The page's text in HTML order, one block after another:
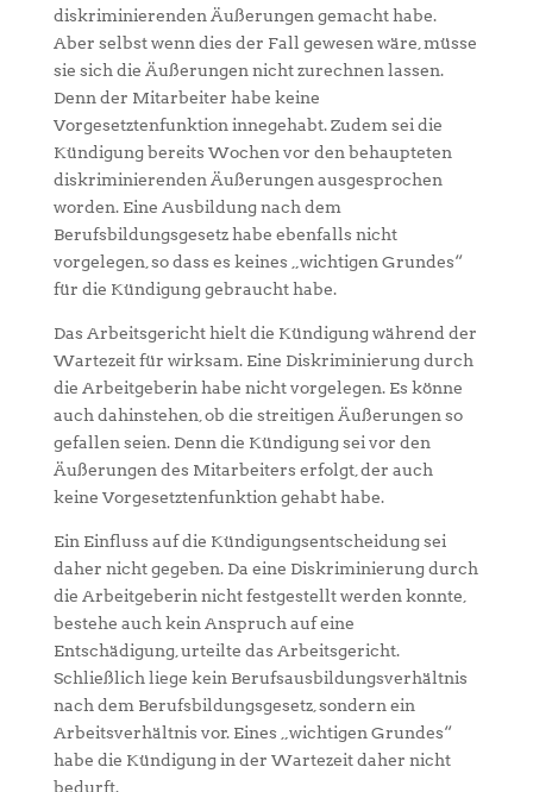
diskriminierenden Äußerungen gemacht habe.
Aber selbst wenn dies der Fall gewesen wäre, müsse
sie sich die Äußerungen nicht zurechnen lassen.
Denn der Mitarbeiter habe keine
Vorgesetztenfunktion innegehabt. Zudem sei die
Kündigung bereits Wochen vor den behaupteten
diskriminierenden Äußerungen ausgesprochen
worden. Eine Ausbildung nach dem
Berufsbildungsgesetz habe ebenfalls nicht
vorgelegen, so dass es keines „wichtigen Grundes“
für die Kündigung gebraucht habe.
Das Arbeitsgericht hielt die Kündigung während der
Wartezeit für wirksam. Eine Diskriminierung durch
die Arbeitgeberin habe nicht vorgelegen. Es könne
auch dahinstehen, ob die streitigen Äußerungen so
gefallen seien. Denn die Kündigung sei vor den
Äußerungen des Mitarbeiters erfolgt, der auch
keine Vorgesetztenfunktion gehabt habe.
Ein Einfluss auf die Kündigungsentscheidung sei
daher nicht gegeben. Da eine Diskriminierung durch
die Arbeitgeberin nicht festgestellt werden konnte,
bestehe auch kein Anspruch auf eine
Entschädigung, urteilte das Arbeitsgericht.
Schließlich liege kein Berufsausbildungsverhältnis
nach dem Berufsbildungsgesetz, sondern ein
Arbeitsverhältnis vor. Eines „wichtigen Grundes“
habe die Kündigung in der Wartezeit daher nicht
bedurft.